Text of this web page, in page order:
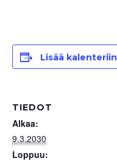
Lisää kalenteriin
TIEDOT
Alkaa:
9.3.2030
Loppuu: